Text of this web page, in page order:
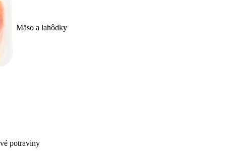
Mäso a lahôdky
potraviny